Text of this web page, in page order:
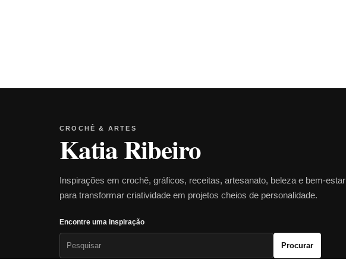
CROCHÊ & ARTES
Katia Ribeiro
Inspirações em crochê, gráficos, receitas, artesanato, beleza e bem-estar
para transformar criatividade em projetos cheios de personalidade.
Encontre uma inspiração
Procurar